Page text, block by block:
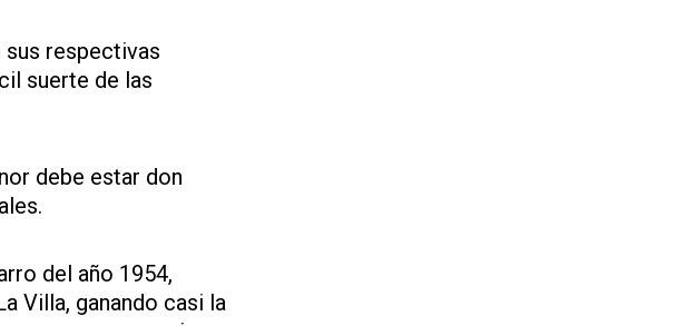
sus respectivas
suerte de las
debe estar don
del año 1954,
Villa, ganando casi la